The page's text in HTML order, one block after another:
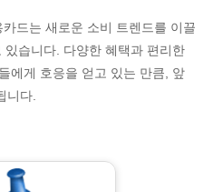
드는 새로운 소비 트렌드를 이끌
습니다. 다양한 혜택과 편리한
에게 호응을 얻고 있는 만큼, 앞
니다.